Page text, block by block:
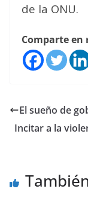
de la ONU.
Comparte en
El sueño de
Incitar a la